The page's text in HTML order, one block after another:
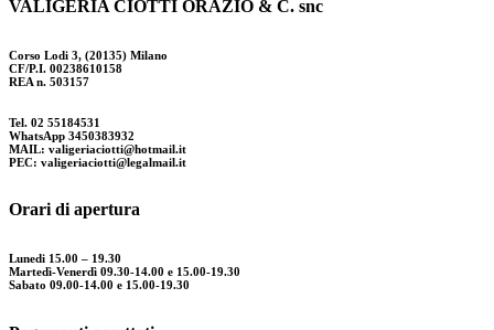
VALIGERIA CIOTTI ORAZIO & C. snc
Corso Lodi 3, (20135) Milano
CF/P.I. 00238610158
REA n. 503157
Tel. 02 55184531
WhatsApp 3450383932
MAIL: valigeriaciotti@hotmail.it
PEC: valigeriaciotti@legalmail.it
Orari di apertura
Lunedi 15.00 – 19.30
Martedì-Venerdì 09.30-14.00 e 15.00-19.30
Sabato 09.00-14.00 e 15.00-19.30